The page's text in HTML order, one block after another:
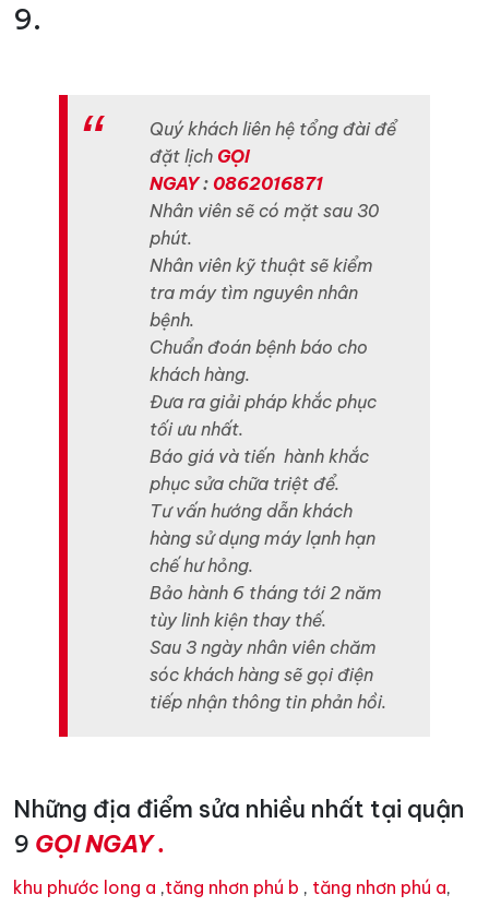
9.
Quý khách liên hệ tổng đài để
đặt lịch GỌI
NGAY: 0862016871
Nhân viên sẽ có mặt sau 30
phút.
Nhân viên kỹ thuật sẽ kiểm
tra máy tìm nguyên nhân
bệnh.
Chuẩn đoán bệnh báo cho
khách hàng.
Đưa ra giải pháp khắc phục
tối ưu nhất.
Báo giá và tiến hành khắc
phục sửa chữa triệt để.
Tư vấn hướng dẫn khách
hàng sử dụng máy lạnh hạn
chế hư hỏng.
Bảo hành 6 tháng tới 2 năm
tùy linh kiện thay thế.
Sau 3 ngày nhân viên chăm
sóc khách hàng sẽ gọi điện
tiếp nhận thông tin phản hồi.
Những địa điểm sửa nhiều nhất tại quận
9 GỌI NGAY .
khu phước long a ,tăng nhơn phú b , tăng nhơn phú a,